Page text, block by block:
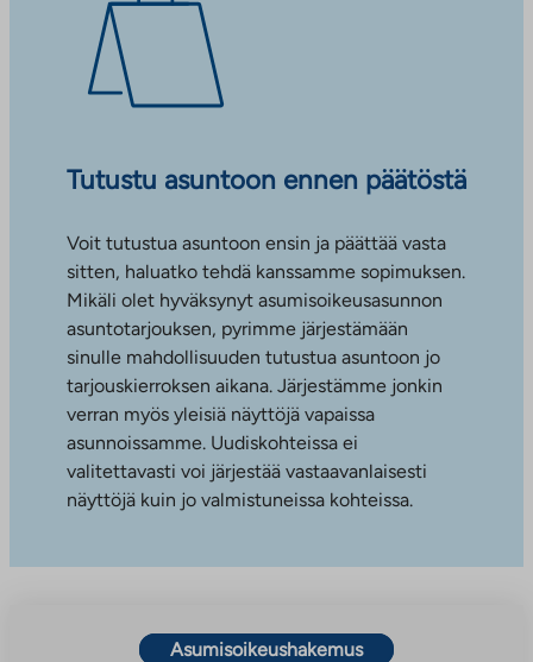
Tutustu asuntoon ennen päätöstä
Voit tutustua asuntoon ensin ja päättää vasta
sitten, haluatko tehdä kanssamme sopimuksen.
Mikäli olet hyväksynyt asumisoikeusasunnon
asuntotarjouksen, pyrimme järjestämään
sinulle mahdollisuuden tutustua asuntoon jo
tarjouskierroksen aikana. Järjestämme jonkin
verran myös yleisiä näyttöjä vapaissa
asunnoissamme. Uudiskohteissa ei
valitettavasti voi järjestää vastaavanlaisesti
näyttöjä kuin jo valmistuneissa kohteissa.
Asumisoikeushakemus